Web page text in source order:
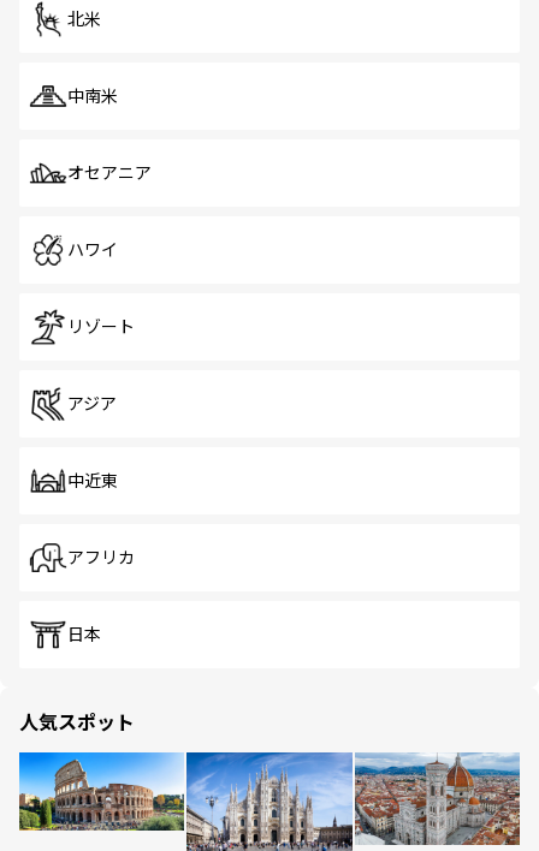
北米
中南米
オセアニア
ハワイ
リゾート
アジア
中近東
アフリカ
日本
人気スポット